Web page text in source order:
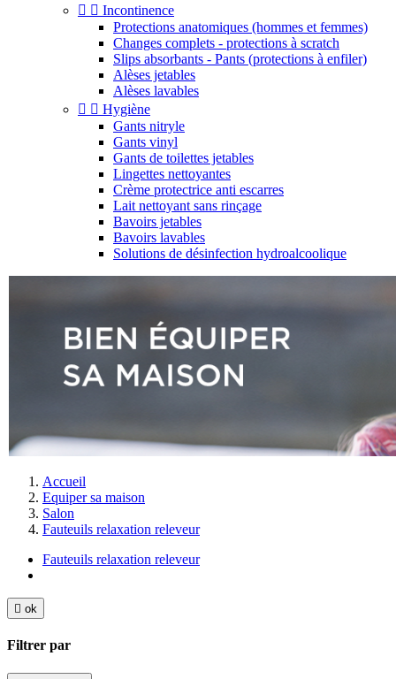
  Incontinence
Protections anatomiques (hommes et femmes)
Changes complets - protections à scratch
Slips absorbants - Pants (protections à enfiler)
Alèses jetables
Alèses lavables
  Hygiène
Gants nitryle
Gants vinyl
Gants de toilettes jetables
Lingettes nettoyantes
Crème protectrice anti escarres
Lait nettoyant sans rinçage
Bavoirs jetables
Bavoirs lavables
Solutions de désinfection hydroalcoolique
Accueil
Equiper sa maison
Salon
Fauteuils relaxation releveur
Fauteuils relaxation releveur
 ok
Filtrer par